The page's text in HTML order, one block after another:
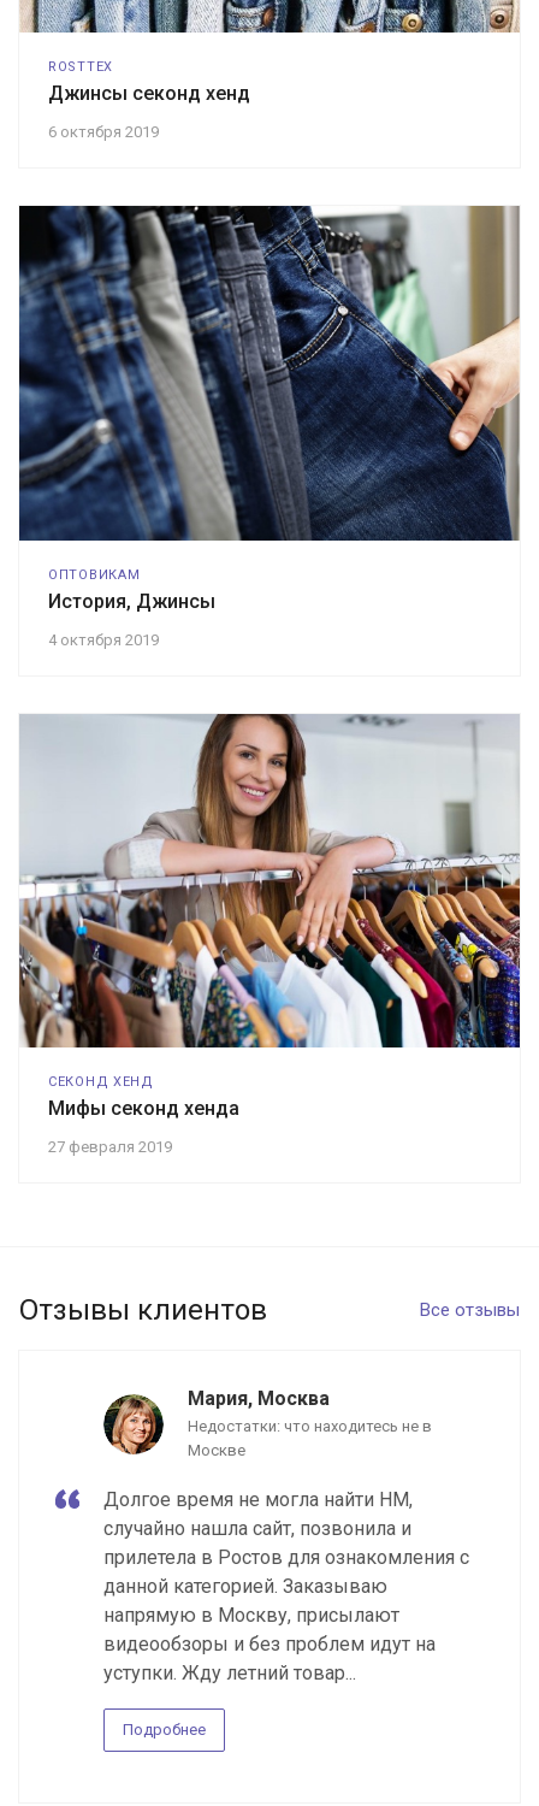
6 октября 2019
ROSTTEX
Джинсы секонд хенд
4 октября 2019
ОПТОВИКАМ
История, Джинсы
27 февраля 2019
СЕКОНД ХЕНД
Мифы секонд хенда
Все отзывы
Отзывы клиентов
Мария, Москва
Недостатки: что находитесь не в
Москве
Долгое время не могла найти НМ,
случайно нашла сайт, позвонила и
прилетела в Ростов для ознакомления с
данной категорией. Заказываю
напрямую в Москву, присылают
видеообзоры и без проблем идут на
уступки. Жду летний товар...
Подробнее